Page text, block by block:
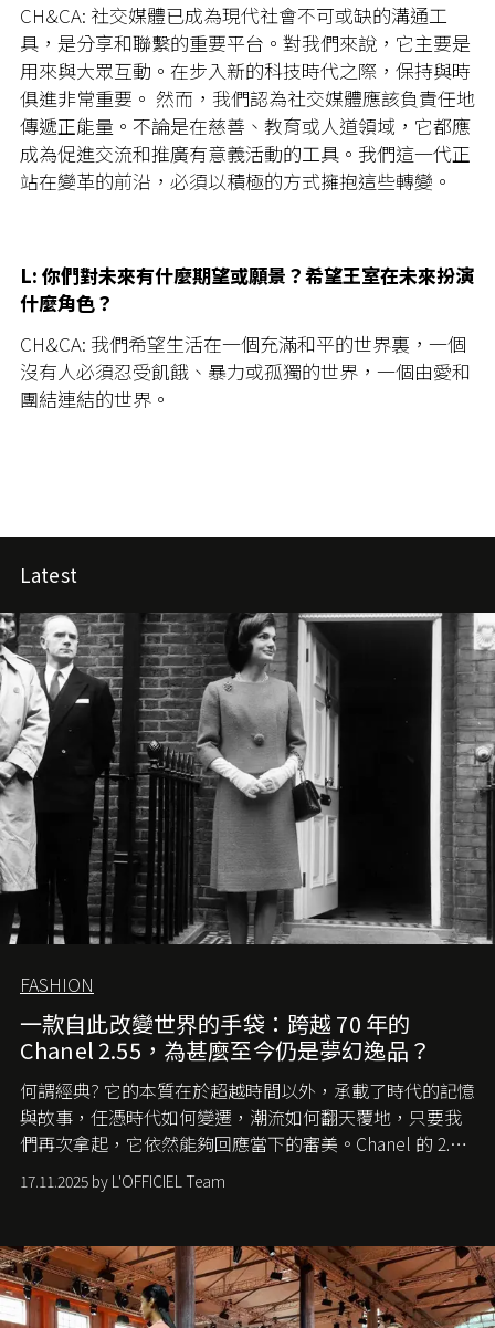
CH&CA: 社交媒體已成為現代社會不可或缺的溝通工
具，是分享和聯繫的重要平台。對我們來說，它主要是
用來與大眾互動。在步入新的科技時代之際，保持與時
俱進非常重要。 然而，我們認為社交媒體應該負責任地
傳遞正能量。不論是在慈善、教育或人道領域，它都應
成為促進交流和推廣有意義活動的工具。我們這一代正
站在變革的前沿，必須以積極的方式擁抱這些轉變。
L: 你們對未來有什麼期望或願景？希望王室在未來扮演
什麼角色？
CH&CA: 我們希望生活在一個充滿和平的世界裏，一個
沒有人必須忍受飢餓、暴力或孤獨的世界，一個由愛和
團結連結的世界。
Latest
FASHION
一款自此改變世界的手袋：跨越 70 年的
Chanel 2.55，為甚麼至今仍是夢幻逸品？
何謂經典? 它的本質在於超越時間以外，承載了時代的記憶
與故事，任憑時代如何變遷，潮流如何翻天覆地，只要我
們再次拿起，它依然能夠回應當下的審美。Chanel 的 2.55
手袋更是這樣存在，自問世至今，一直有着舉足輕重的地
位。如果說每個女生的第一個夢想手袋是 Chanel，那 2.55
愛它的雋永與優雅。那麼這個手袋是怎麼誕生的呢？又為
甚麼取名叫 2.55 ？今天就由《L'Officiel HK》帶你穿越流金
歲月，回顧 2.55 的誕生故事。
17.11.2025 by L'OFFICIEL Team